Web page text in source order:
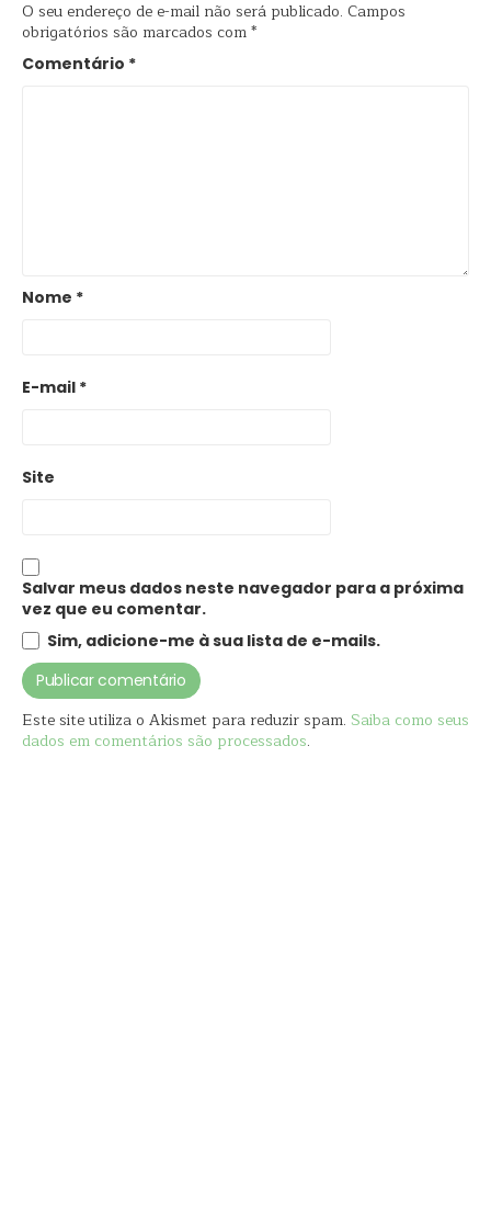
O seu endereço de e-mail não será publicado. Campos
obrigatórios são marcados com*
Comentário *
Nome *
E-mail *
Site
Salvar meus dados neste navegador para a próxima
vez que eu comentar.
Sim, adicione-me à sua lista de e-mails.
Este site utiliza o Akismet para reduzir spam. Saiba como seus
dados em comentários são processados.